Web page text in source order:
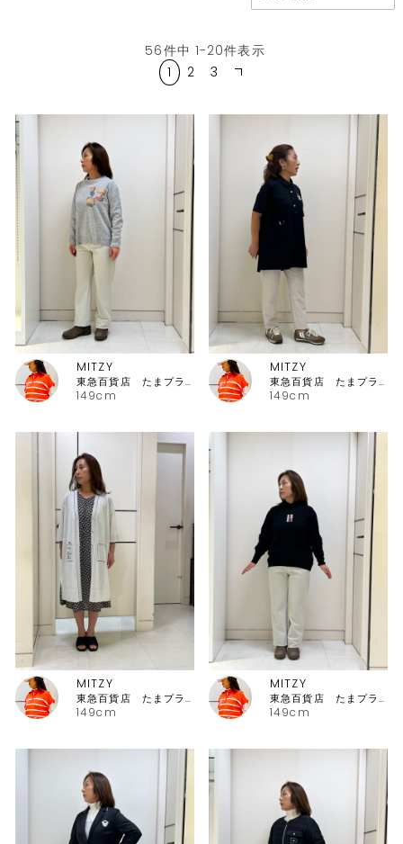
56件中 1-20件表示
1
2 3
149cm
MITZY
東急百貨店 たまプラーザ店ピッコーネ
149cm
MITZY
東急百貨店 たまプラーザ店ピッコーネ
149cm
MITZY
東急百貨店 たまプラーザ店ピッコーネ
149cm
MITZY
東急百貨店 たまプラーザ店ピッコーネ